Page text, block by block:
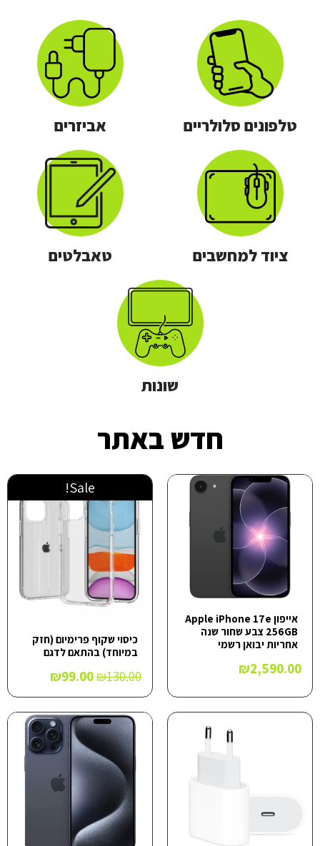
טלפונים סלולריים אביזרים
ציוד למחשבים טאבלטים
שונות
חדש באתר
אייפון Apple iPhone 17e
256GB צבע שחור שנה
אחריות יבואן רשמי
₪2,590.00
Sale!
כיסוי שקוף פרימיום (חזק
במיוחד) בהתאם לדגם
₪130.00
₪99.00